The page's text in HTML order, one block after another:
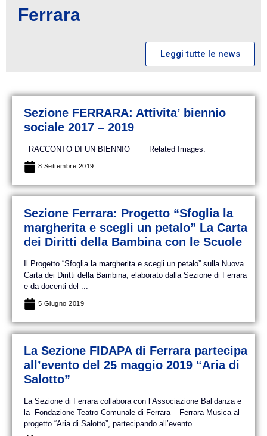
Ferrara
Leggi tutte le news
Sezione FERRARA: Attivita’ biennio
sociale 2017 – 2019
RACCONTO DI UN BIENNIO Related Images:
8 Settembre 2019
Sezione Ferrara: Progetto “Sfoglia la
margherita e scegli un petalo” La Carta
dei Diritti della Bambina con le Scuole
Il Progetto “Sfoglia la margherita e scegli un petalo” sulla Nuova
Carta dei Diritti della Bambina, elaborato dalla Sezione di Ferrara
e da docenti del ...
5 Giugno 2019
La Sezione FIDAPA di Ferrara partecipa
all’evento del 25 maggio 2019 “Aria di
Salotto”
La Sezione di Ferrara collabora con l’Associazione Bal’danza e
la Fondazione Teatro Comunale di Ferrara – Ferrara Musica al
progetto “Aria di Salotto”, partecipando all’evento ...